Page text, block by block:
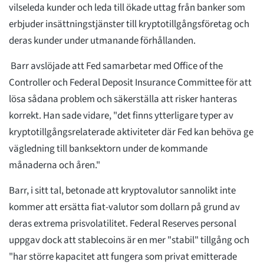
vilseleda kunder och leda till ökade uttag från banker som
erbjuder insättningstjänster till kryptotillgångsföretag och
deras kunder under utmanande förhållanden.
Barr avslöjade att Fed samarbetar med Office of the
Controller och Federal Deposit Insurance Committee för att
lösa sådana problem och säkerställa att risker hanteras
korrekt. Han sade vidare, "det finns ytterligare typer av
kryptotillgångsrelaterade aktiviteter där Fed kan behöva ge
vägledning till banksektorn under de kommande
månaderna och åren."
Barr, i sitt tal, betonade att kryptovalutor sannolikt inte
kommer att ersätta fiat-valutor som dollarn på grund av
deras extrema prisvolatilitet. Federal Reserves personal
uppgav dock att stablecoins är en mer "stabil" tillgång och
"har större kapacitet att fungera som privat emitterade